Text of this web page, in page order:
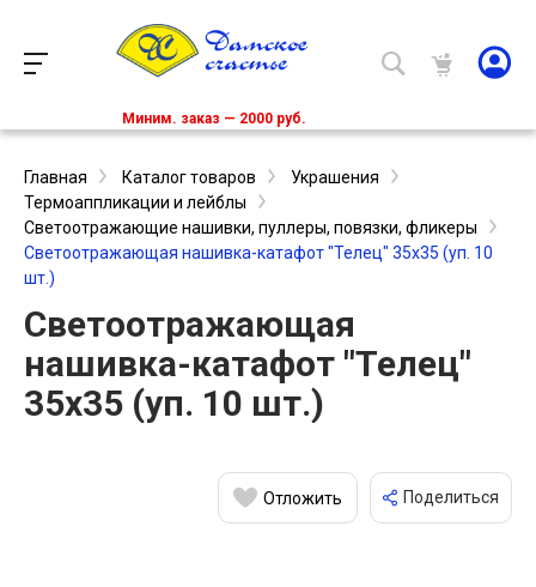
Миним. заказ — 2000 руб.
Главная Каталог товаров
Украшения
Термоаппликации и лейблы
Светоотражающие нашивки, пуллеры, повязки, фликеры
Светоотражающая нашивка-катафот "Телец" 35х35 (уп. 10
шт.)
Светоотражающая
нашивка-катафот "Телец"
35х35 (уп. 10 шт.)
Отложить Поделиться